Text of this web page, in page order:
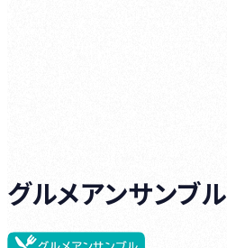
グルメアンサンブル